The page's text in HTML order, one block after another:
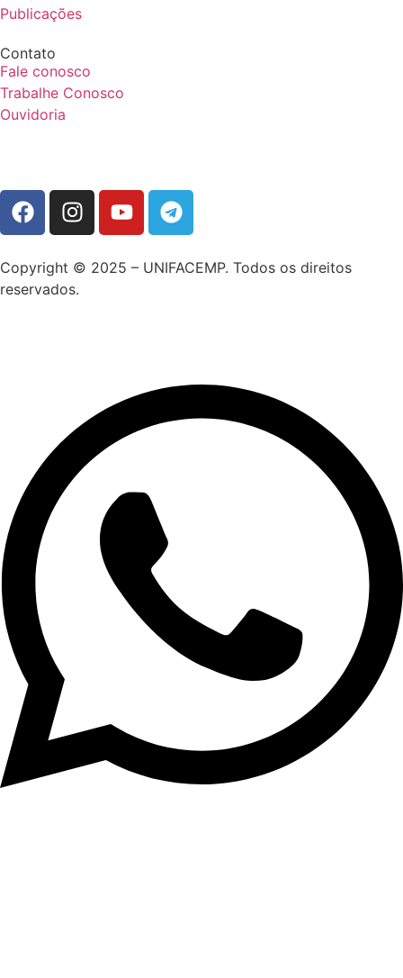
Publicações
Contato
Fale conosco
Trabalhe Conosco
Ouvidoria
Copyright © 2025 – UNIFACEMP. Todos os direitos
reservados.